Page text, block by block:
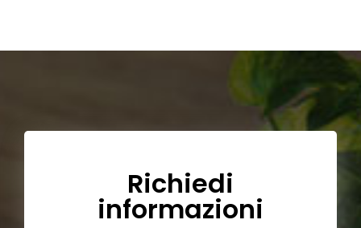
Richiedi
informazioni